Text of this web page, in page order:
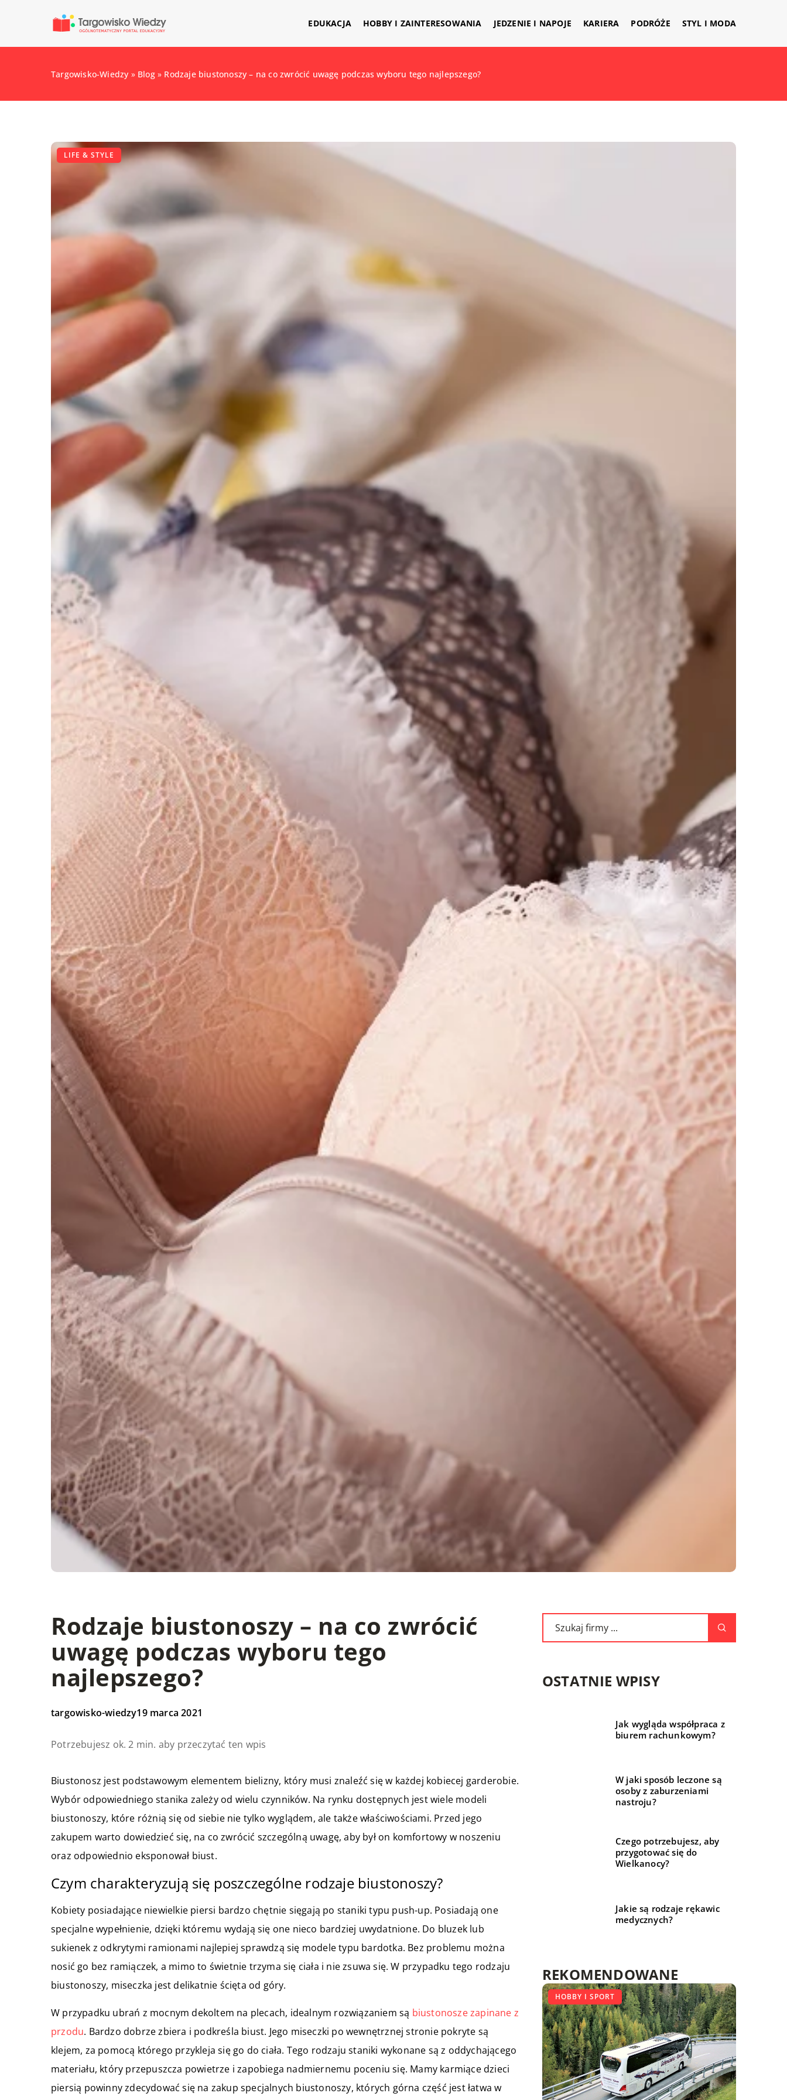
EDUKACJA HOBBY I ZAINTERESOWANIA JEDZENIE I NAPOJE KARIERA PODRÓŻE STYL I MODA
Targowisko-Wiedzy » Blog» Rodzaje biustonoszy – na co zwrócić uwagę podczas wyboru tego najlepszego?
LIFE & STYLE
Rodzaje biustonoszy – na co zwrócić
uwagę podczas wyboru tego
najlepszego?
targowisko-wiedzy19 marca 2021
Potrzebujesz ok. 2 min. aby przeczytać ten wpis
Biustonosz jest podstawowym elementem bielizny, który musi znaleźć się w każdej kobiecej garderobie.
Wybór odpowiedniego stanika zależy od wielu czynników. Na rynku dostępnych jest wiele modeli
biustonoszy, które różnią się od siebie nie tylko wyglądem, ale także właściwościami. Przed jego
zakupem warto dowiedzieć się, na co zwrócić szczególną uwagę, aby był on komfortowy w noszeniu
oraz odpowiednio eksponował biust.
Czym charakteryzują się poszczególne rodzaje biustonoszy?
Kobiety posiadające niewielkie piersi bardzo chętnie sięgają po staniki typu push-up. Posiadają one
specjalne wypełnienie, dzięki któremu wydają się one nieco bardziej uwydatnione. Do bluzek lub
sukienek z odkrytymi ramionami najlepiej sprawdzą się modele typu bardotka. Bez problemu można
nosić go bez ramiączek, a mimo to świetnie trzyma się ciała i nie zsuwa się. W przypadku tego rodzaju
biustonoszy, miseczka jest delikatnie ścięta od góry.
W przypadku ubrań z mocnym dekoltem na plecach, idealnym rozwiązaniem są biustonosze zapinane z
przodu. Bardzo dobrze zbiera i podkreśla biust. Jego miseczki po wewnętrznej stronie pokryte są
klejem, za pomocą którego przykleja się go do ciała. Tego rodzaju staniki wykonane są z oddychającego
materiału, który przepuszcza powietrze i zapobiega nadmiernemu poceniu się. Mamy karmiące dzieci
piersią powinny zdecydować się na zakup specjalnych biustonoszy, których górna część jest łatwa w
OSTATNIE WPISY
Jak wygląda współpraca z
biurem rachunkowym?
W jaki sposób leczone są
osoby z zaburzeniami
nastroju?
Czego potrzebujesz, aby
przygotować się do
Wielkanocy?
Jakie są rodzaje rękawic
medycznych?
REKOMENDOWANE
LIFE & STYLE
HOBBY I SPORT
DLA DOMU I OGRODU